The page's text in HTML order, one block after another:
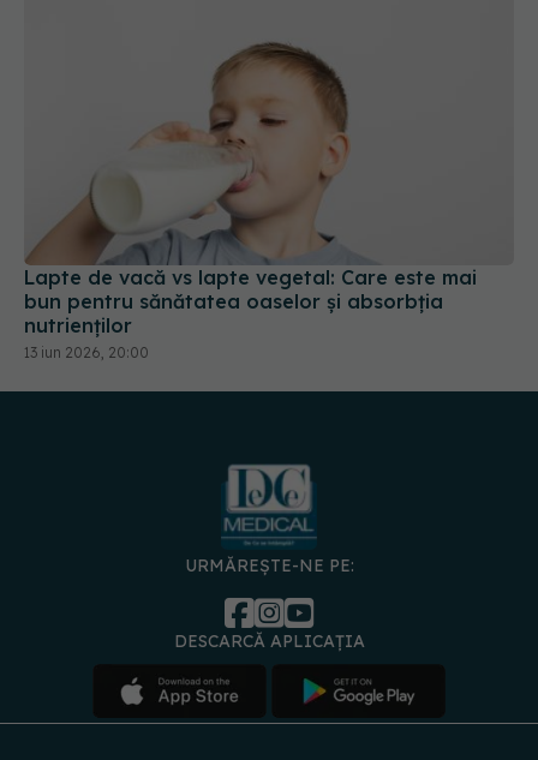
Lapte de vacă vs lapte vegetal: Care este mai
bun pentru sănătatea oaselor și absorbția
nutrienților
13 iun 2026, 20:00
URMĂREȘTE-NE PE:
DESCARCĂ APLICAȚIA